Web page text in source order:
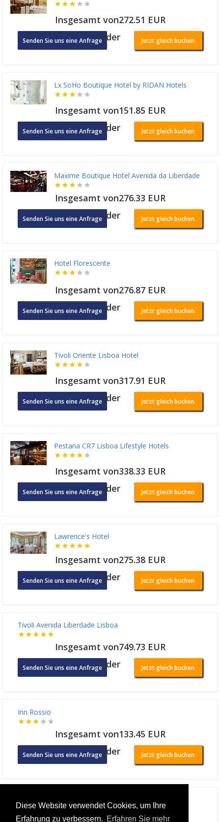
Diese Website verwendet Cookies, um Ihre
Erfahrung zu verbessern. Erfahren Sie mehr
Insgesamt von272.51 EUR
Senden Sie uns eine Anfrageoder Jetzt gleich buchen
Lx SoHo Boutique Hotel by RIDAN Hotels
Insgesamt von151.85 EUR
Senden Sie uns eine Anfrageoder Jetzt gleich buchen
Maxime Boutique Hotel Avenida da Liberdade
Insgesamt von276.33 EUR
Senden Sie uns eine Anfrageoder Jetzt gleich buchen
Hotel Florescente
Insgesamt von276.87 EUR
Senden Sie uns eine Anfrageoder Jetzt gleich buchen
Tivoli Oriente Lisboa Hotel
Insgesamt von317.91 EUR
Senden Sie uns eine Anfrageoder Jetzt gleich buchen
Pestana CR7 Lisboa Lifestyle Hotels
Insgesamt von338.33 EUR
Senden Sie uns eine Anfrageoder Jetzt gleich buchen
Lawrence's Hotel
Insgesamt von275.38 EUR
Senden Sie uns eine Anfrageoder Jetzt gleich buchen
Tivoli Avenida Liberdade Lisboa
Insgesamt von749.73 EUR
Senden Sie uns eine Anfrageoder Jetzt gleich buchen
Insgesamt von133.45 EUR